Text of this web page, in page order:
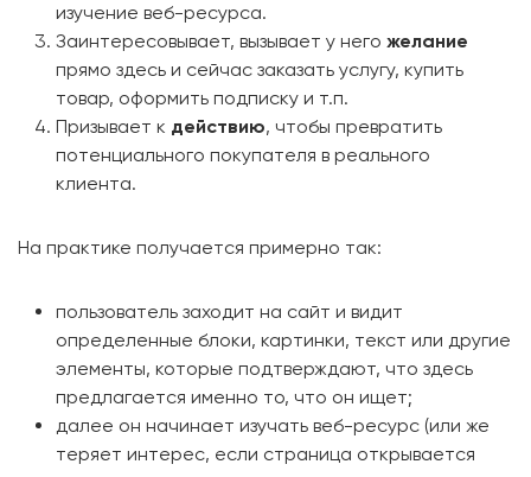
изучение веб-ресурса.
Заинтересовывает, вызывает у него желание
прямо здесь и сейчас заказать услугу, купить
товар, оформить подписку и т.п.
Призывает к действию, чтобы превратить
потенциального покупателя в реального
клиента.
На практике получается примерно так:
пользователь заходит на сайт и видит
определенные блоки, картинки, текст или другие
элементы, которые подтверждают, что здесь
предлагается именно то, что он ищет;
далее он начинает изучать веб-ресурс (или же
теряет интерес, если страница открывается